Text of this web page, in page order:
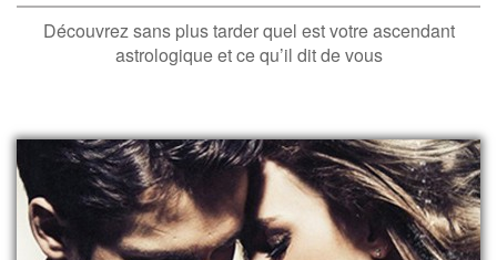
Découvrez sans plus tarder quel est votre ascendant
astrologique et ce qu’il dit de vous